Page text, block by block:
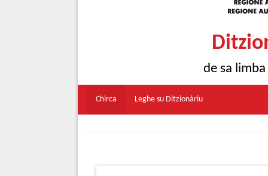
de sa
Chirca Leghe su Ditzionàriu